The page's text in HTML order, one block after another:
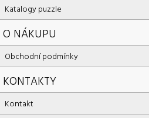
Katalogy puzzle
O NÁKUPU
Obchodní podmínky
KONTAKTY
Kontakt